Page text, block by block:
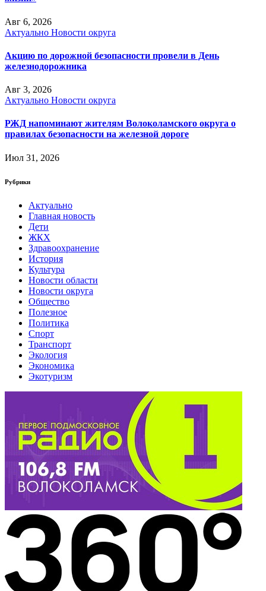
Авг 6, 2026
Актуально Новости округа
Акцию по дорожной безопасности провели в День
железнодорожника
Авг 3, 2026
Актуально Новости округа
РЖД напоминают жителям Волоколамского округа о
правилах безопасности на железной дороге
Июл 31, 2026
Рубрики
Актуально
Главная новость
Дети
ЖКХ
Здравоохранение
История
Культура
Новости области
Новости округа
Общество
Полезное
Политика
Спорт
Транспорт
Экология
Экономика
Экотуризм